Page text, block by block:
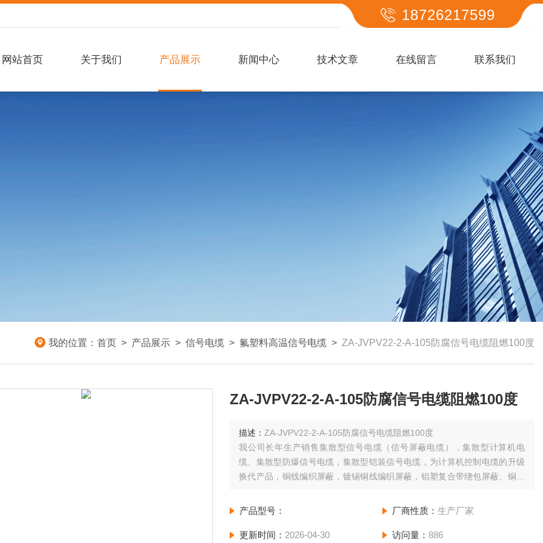
18726217599
网站首页 关于我们 产品展示 新闻中心 技术文章 在线留言 联系我们
我的位置： 首页 > 产品展示 > 信号电缆 > 氟塑料高温信号电缆 > ZA-JVPV22-2-A-105防腐信号电缆阻燃100度
ZA-JVPV22-2-A-105防腐信号电缆阻燃100度
描述： ZA-JVPV22-2-A-105防腐信号电缆阻燃100度
我公司长年生产销售集散型信号电缆（信号屏蔽电缆），集散型计算机电
缆、集散型防爆信号电缆，集散型铠装信号电缆，为计算机控制电缆的升级
换代产品，铜线编织屏蔽，镀锡铜线编织屏蔽，铝塑复合带绕包屏蔽、铜塑
传送生产装置过程变量的检测、控制、联锁、报警等模拟和数字信号。
产品型号： 厂商性质： 生产厂家
更新时间： 2026-04-30 访问量： 886